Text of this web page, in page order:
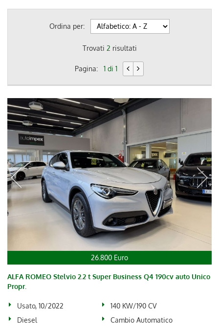
Ordina per:
Trovati 2 risultati
Pagina:1 di 1
26.800 Euro
ALFA ROMEO Stelvio 2.2 t Super Business Q4 190cv auto Unico
Propr.
Usato, 10/2022
140 KW/190 CV
Diesel
Cambio Automatico